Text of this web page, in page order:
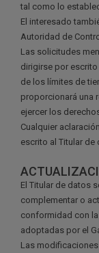
tal como lo
El interesado
Autoridad de
Las solicitudes
dirigirse por escrito
de los límites de
proporcionará una
ejercer los
Cualquier
escrito al Titular de
El Titular de datos
complementar o
conformidad con
adoptadas por el
Las